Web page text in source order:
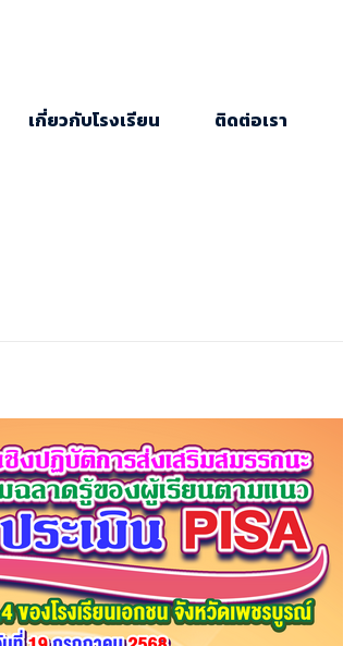
เกี่ยวกับโรงเรียน ติดต่อเรา